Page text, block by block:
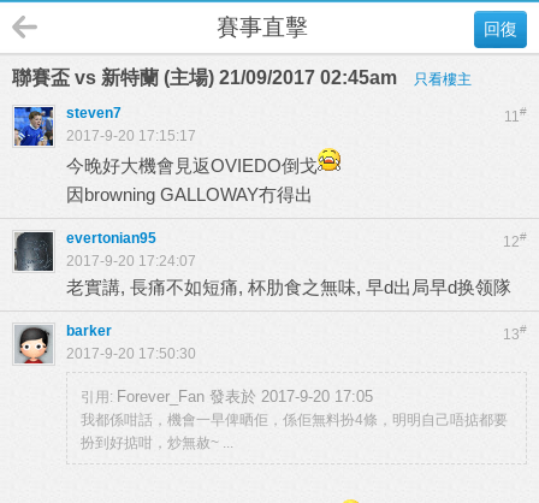
回復
賽事直擊
聯賽盃 vs 新特蘭 (主場) 21/09/2017 02:45am 只看樓主
11#
steven7
2017-9-20 17:15:17
今晚好大機會見返OVIEDO倒戈
因browning GALLOWAY冇得出
12#
evertonian95
2017-9-20 17:24:07
老實講, 長痛不如短痛, 杯肋食之無味, 早d出局早d换领隊
13#
barker
2017-9-20 17:50:30
引用: Forever_Fan 發表於 2017-9-20 17:05
我都係咁話，機會一早俾晒佢，係佢無料扮4條，明明自己唔掂都要
扮到好掂咁，炒無赦~ ...